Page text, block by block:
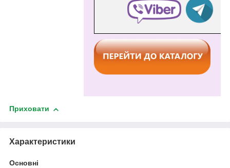
Приховати
Характеристики
Основні